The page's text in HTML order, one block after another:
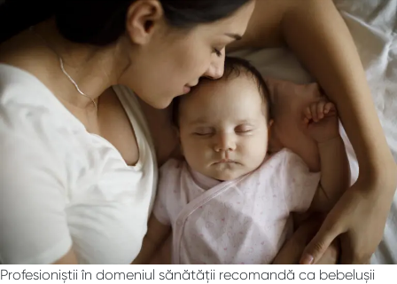
Profesioniștii în domeniul sănătății recomandă ca bebelușii